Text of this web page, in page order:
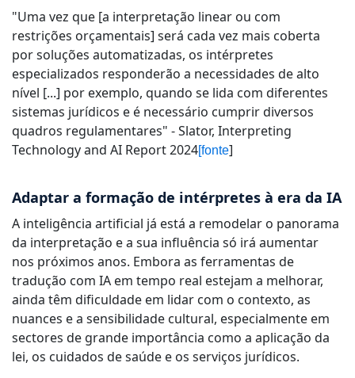
"Uma vez que [a interpretação linear ou com
restrições orçamentais] será cada vez mais coberta
por soluções automatizadas, os intérpretes
especializados responderão a necessidades de alto
nível [...] por exemplo, quando se lida com diferentes
sistemas jurídicos e é necessário cumprir diversos
quadros regulamentares" - Slator, Interpreting
Technology and AI Report 2024[fonte]
Adaptar a formação de intérpretes à era da IA
A inteligência artificial já está a remodelar o panorama
da interpretação e a sua influência só irá aumentar
nos próximos anos. Embora as ferramentas de
tradução com IA em tempo real estejam a melhorar,
ainda têm dificuldade em lidar com o contexto, as
nuances e a sensibilidade cultural, especialmente em
sectores de grande importância como a aplicação da
lei, os cuidados de saúde e os serviços jurídicos.